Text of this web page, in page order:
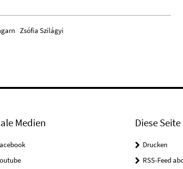
Zsófia Szilágyi
Medien Diese Seite
Drucken
RSS-Feed